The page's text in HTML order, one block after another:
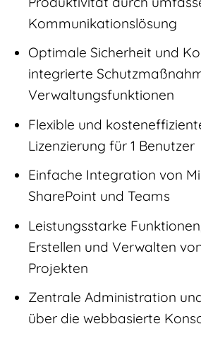
Kommunikationslösung
Optimale Sicherheit und
integrierte
Verwaltungsfunktionen
Flexible und
Lizenzierung für 1 Benutzer
Einfache Integration von
SharePoint und Teams
Leistungsstarke
Erstellen und Verwalten
Projekten
Zentrale Administration
über die webbasierte